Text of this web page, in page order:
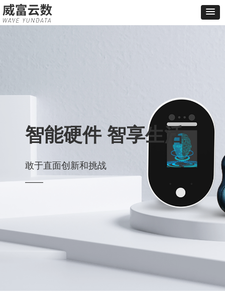
智能硬件 智享生活
敢于直面创新和挑战
——